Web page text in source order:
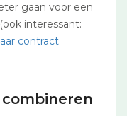
gaan voor een
interessant:
contract